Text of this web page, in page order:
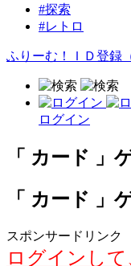
#探索
#レトロ
ふりーむ！ＩＤ登録
ログイン
「 カード 」
「 カード 」
スポンサードリンク
ログインし